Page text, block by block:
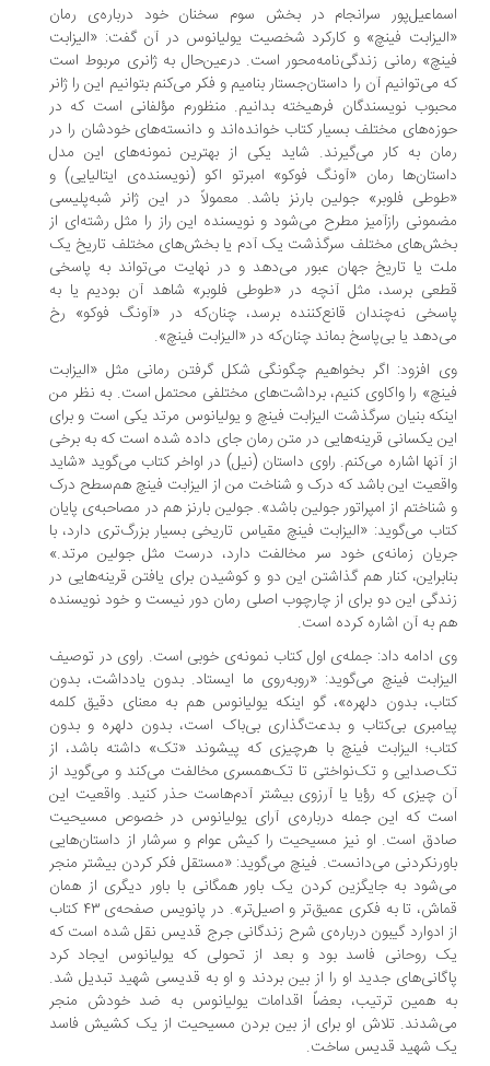
سرانجام در بخش سوم سخنان خود درباره‌ی رمان
فینچ» و کارکرد شخصیت یولیانوس در آن گفت: «الیزابت
رمانی زندگی‌نامه‌محور است. درعین‌حال به ژانری مربوط است
می‌توانیم آن را داستان‌جستار بنامیم و فکر می‌کنم بتوانیم این را ژانر
نویسندگان فرهیخته بدانیم. منظورم مؤلفانی است که در
مختلف بسیار کتاب خوانده‌اند و دانسته‌های خودشان را در
به کار می‌گیرند. شاید یکی از بهترین نمونه‌های این مدل
رمان «آونگ فوکو» امبرتو اکو (نویسنده‌ی ایتالیایی) و
فلوبر» جولین بارنز باشد. معمولاً در این ژانر شبه‌پلیسی
رازآمیز مطرح می‌شود و نویسنده این راز را مثل رشته‌ای از
مختلف سرگذشت یک آدم یا بخش‌های مختلف تاریخ یک
یا تاریخ جهان عبور می‌دهد و در نهایت می‌تواند به پاسخی
برسد، مثل آنچه در «طوطی فلوبر» شاهد آن بودیم یا به
نه‌چندان قانع‌کننده برسد، چنان‌که در «آونگ فوکو» رخ
یا بی‌پاسخ بماند چنان‌که در «الیزابت فینچ».
افزود: اگر بخواهیم چگونگی شکل گرفتن رمانی مثل «الیزابت
را واکاوی کنیم، برداشت‌های مختلفی محتمل است. به نظر من
بنیان سرگذشت الیزابت فینچ و یولیانوس مرتد یکی است و برای
یکسانی قرینه‌هایی در متن رمان جای داده شده است که به برخی
آنها اشاره می‌کنم. راوی داستان (نیل) در اواخر کتاب می‌گوید «شاید
این باشد که درک و شناخت من از الیزابت فینچ هم‌سطح درک
از امپراتور جولین باشد». جولین بارنز هم در مصاحبه‌ی پایان
می‌گوید: «الیزابت فینچ مقیاس تاریخی بسیار بزرگ‌تری دارد، با
زمانه‌ی خود سر مخالفت دارد، درست مثل جولین مرتد.»
کنار هم گذاشتن این دو و کوشیدن برای یافتن قرینه‌هایی در
این دو برای از چارچوب اصلی رمان دور نیست و خود نویسنده
به آن اشاره کرده است.
ادامه داد: جمله‌ی اول کتاب نمونه‌ی خوبی است. راوی در توصیف
فینچ می‌گوید: «روبه‌روی ما ایستاد. بدون یادداشت، بدون
بدون دلهره»، گو اینکه یولیانوس هم به معنای دقیق کلمه
بی‌کتاب و بدعت‌گذاری بی‌باک است، بدون دلهره و بدون
الیزابت فینچ با هرچیزی که پیشوند «تک» داشته باشد، از
و تک‌نواختی تا تک‌همسری مخالفت می‌کند و می‌گوید از
چیزی که رؤیا یا آرزوی بیشتر آدم‌هاست حذر کنید. واقعیت این
که این جمله درباره‌ی آرای یولیانوس در خصوص مسیحیت
است. او نیز مسیحیت را کیش عوام و سرشار از داستان‌هایی
می‌دانست. فینچ می‌گوید: «مستقل فکر کردن بیشتر منجر
به جایگزین کردن یک باور همگانی با باور دیگری از همان
قماش، تا به فکری عمیق‌تر و اصیل‌تر». در پانویس صفحه‌ی ۴۳ کتاب
ادوارد گیبون درباره‌ی شرح زندگانی جرج قدیس نقل شده است که
روحانی فاسد بود و بعد از تحولی که یولیانوس ایجاد کرد
جدید او را از بین بردند و او به قدیسی شهید تبدیل شد.
همین ترتیب، بعضاً اقدامات یولیانوس به ضد خودش منجر
تلاش او برای از بین بردن مسیحیت از یک کشیش فاسد
شهید قدیس ساخت.